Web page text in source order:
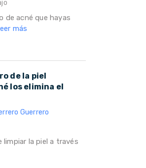
de acné que hayas
más
de la piel
los elimina el
Guerrero
limpiar la piel a través